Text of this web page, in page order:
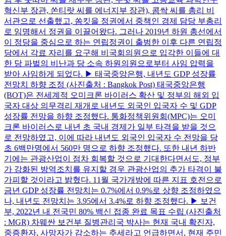
혁신부 장관, 쏜티랏 씨를 에너지부 장관), 콤싹 씨를 총리 비
서관으로 선출했고, 쏨킷을 정권에서 중책인 경제 담당 부총리
로 임명해서 정권을 이끌어왔다. 그러나 2019년 하원 총선에서
이 정당을 중심으로 하는 연립정권이 출범한 이후 다른 연립정
당에서 각료 자리를 요구해 비국회의원으로 입각한 이들에 대
한 당 파벌의 비난과 당 소속 하원의원으로부터 사임 압력을
받아 사임하게 되었다. ▶ 태국중앙은행, 내년도 GDP 성장률
전망치 하향 조정 (사진출처 : Bangkok Post) 태국중앙은행
(BOT)은 전세계적 오미크론 바이러스 확산 및 정부의 해외 입
국자 대상 의무격리 재개로 내년도 외국인 입국자 수 및 GDP
성장률 전망을 하향 조정했다. 통화정책위원회(MPC)는 오미
크론 바이러스로 내년 초 국내 경제가 일부 타격을 받을 것으
로 전망하였고, 이에 따라 내년도 외국인 입국자 수 전망을 당
초 6백만명에서 560만 명으로 하향 조정했다. 또한 내년 하반
기에는 관광산업이 점차 회복할 것으로 기대한다면서도, 정부
가 강화된 방역조치를 유지할 경우 관광산업의 추가 타격이 불
가피할 것이라고 밝혔다. 11월 국가개방에 따른 지표 호전으로
금년 GDP 성장률 전망치는 0.7%에서 0.9%로 상향 조정하였으
나, 내년도 전망치는 3.95에서 3.4%로 하향 조정했다. ▶ 보건
부, 2022년 내 전국민 80% 백신 접종 완료 목표 수립 (사진출처
: MGR) 차웨싼 보건부 질병관리국 박사는 현재 국내 확진자,
중증환자, 사망자가 감소하는 추세라고 언급하면서, 현재 주민